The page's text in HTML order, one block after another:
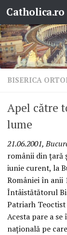
Skip to
Catholica.ro
BISERICA
Apel către
lume
21.06.2001,
românii din ţară
iunie curent, la
României în anii
Întâistătătorul
Patriarh
Acesta pare a
naţională pe